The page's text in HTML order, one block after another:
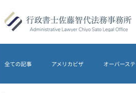
全ての記事 アメリカビザ オーバース